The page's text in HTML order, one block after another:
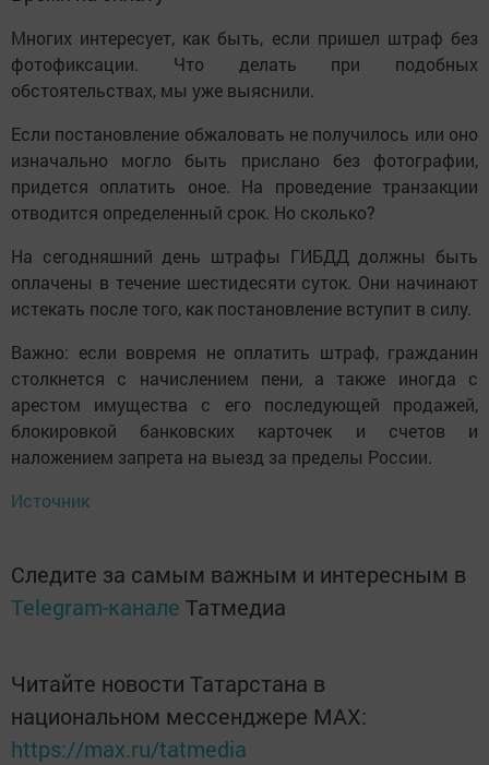
Многих интересует, как быть, если пришел штраф без
фотофиксации. Что делать при подобных
обстоятельствах, мы уже выяснили.
Если постановление обжаловать не получилось или оно
изначально могло быть прислано без фотографии,
придется оплатить оное. На проведение транзакции
отводится определенный срок. Но сколько?
На сегодняшний день штрафы ГИБДД должны быть
оплачены в течение шестидесяти суток. Они начинают
истекать после того, как постановление вступит в силу.
Важно: если вовремя не оплатить штраф, гражданин
столкнется с начислением пени, а также иногда с
арестом имущества с его последующей продажей,
блокировкой банковских карточек и счетов и
наложением запрета на выезд за пределы России.
Источник
Следите за самым важным и интересным в
Telegram-канале Татмедиа
Читайте новости Татарстана в
национальном мессенджере MАХ:
https://max.ru/tatmedia